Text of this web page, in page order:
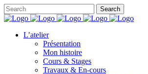
L’atelier
Présentation
Mon histoire
Cours & Stages
Travaux & En-cours